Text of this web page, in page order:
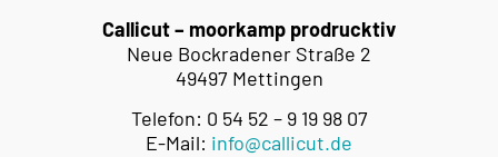
Callicut – moorkamp prodrucktiv
Neue Bockradener Straße 2
49497 Mettingen
Telefon: 0 54 52 – 9 19 98 07
E-Mail: info@callicut.de